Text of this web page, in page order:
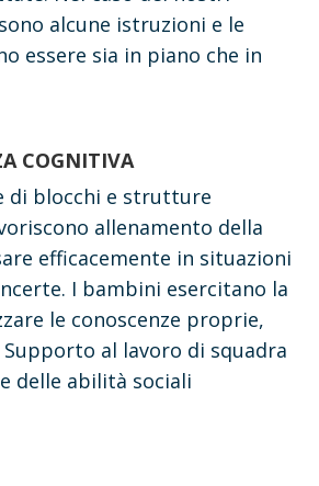
alcune istruzioni e le
essere sia in piano che in
COGNITIVA
di blocchi e strutture
allenamento della
efficacemente in situazioni
I bambini esercitano la
le conoscenze proprie,
al lavoro di squadra
delle abilità sociali